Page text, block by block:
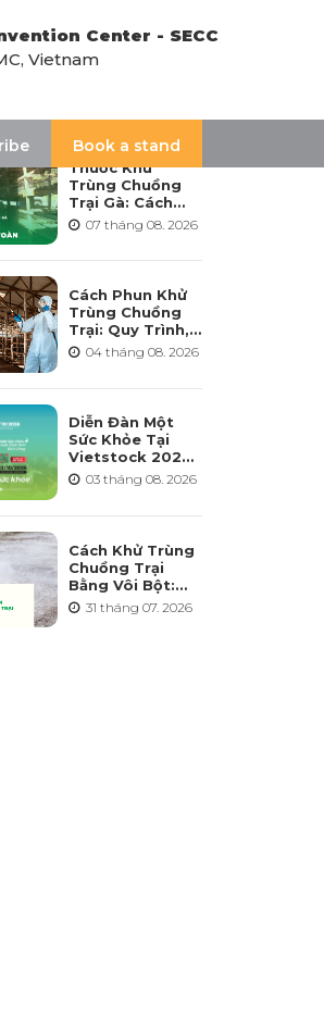
Center - SECC
Vietnam
Book a stand
Thuốc Khử
Trùng Chuồng
Trại Gà: Cách
Chọn, Pha Và Sử
Dụng An Toàn
07 tháng 08. 2026
Cách Phun Khử
Trùng Chuồng
Trại: Quy Trình,
Tần Suất Và Lưu
Ý Khi Sử Dụng
04 tháng 08. 2026
Diễn Đàn Một
Sức Khỏe Tại
Vietstock 2026:
Hướng Tới Phát
Triển Ngành
03 tháng 08. 2026
Cách Khử Trùng
Chuồng Trại
Bằng Vôi Bột:
Cách Rải, Thời
Điểm Và Những
31 tháng 07. 2026